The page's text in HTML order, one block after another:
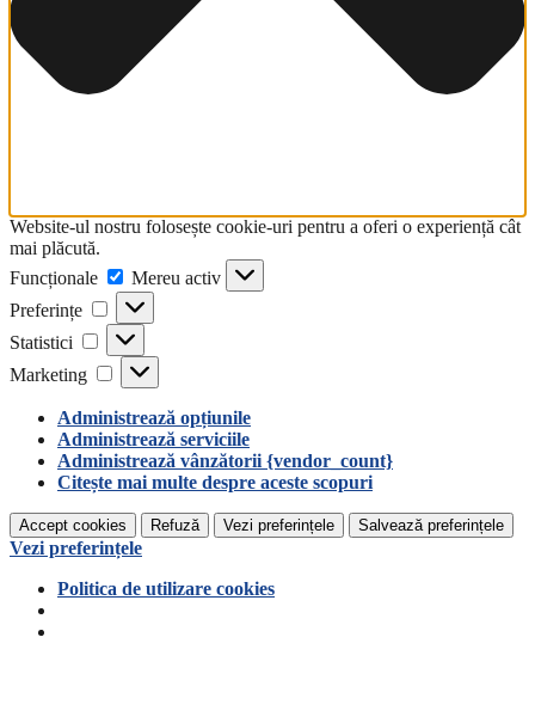
Website-ul nostru folosește cookie-uri pentru a oferi o experiență cât
mai plăcută.
Funcționale
Funcționale
Mereu activ
Preferințe
Preferințe
Statistici
Statistici
Marketing
Marketing
Administrează opțiunile
Administrează serviciile
Administrează vânzătorii {vendor_count}
Citește mai multe despre aceste scopuri
Accept cookies Refuză Vezi preferințele Salvează preferințele
Vezi preferințele
Politica de utilizare cookies